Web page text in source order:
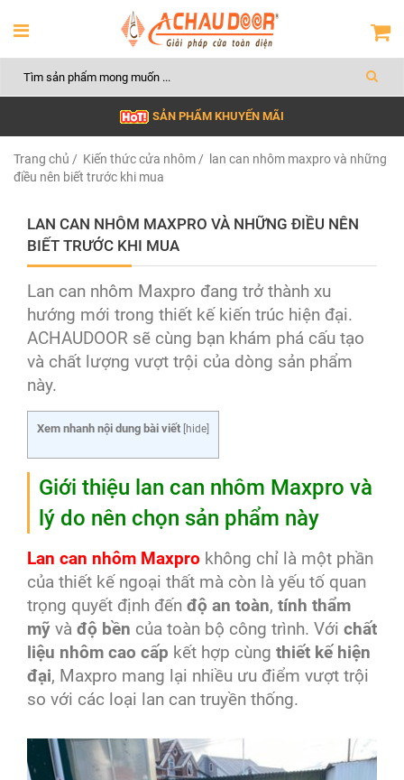
SẢN PHẨM KHUYẾN MÃI
Trang chủ / Kiến thức cửa nhôm / lan can nhôm maxpro và những
điều nên biết trước khi mua
LAN CAN NHÔM MAXPRO VÀ NHỮNG ĐIỀU NÊN
BIẾT TRƯỚC KHI MUA
Lan can nhôm Maxpro đang trở thành xu
hướng mới trong thiết kế kiến trúc hiện đại.
ACHAUDOOR sẽ cùng bạn khám phá cấu tạo
và chất lượng vượt trội của dòng sản phẩm
này.
Xem nhanh nội dung bài viết hide
Giới thiệu lan can nhôm Maxpro và
lý do nên chọn sản phẩm này
Lan can nhôm Maxpro không chỉ là một phần
của thiết kế ngoại thất mà còn là yếu tố quan
trọng quyết định đến độ an toàn, tính thẩm
mỹ và độ bền của toàn bộ công trình. Với chất
liệu nhôm cao cấp kết hợp cùng thiết kế hiện
đại, Maxpro mang lại nhiều ưu điểm vượt trội
so với các loại lan can truyền thống.